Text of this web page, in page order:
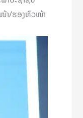
ໜ້າ/ຮອງຫົວໜ້າ